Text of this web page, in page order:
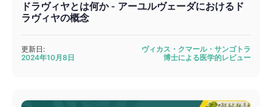
ドラヴィヤとは何か - アーユルヴェーダにおけるド
ラヴィヤの概念
更新日:
2024年10月8日
ヴィカス・クマール・サンゴトラ
博士による医学的レビュー